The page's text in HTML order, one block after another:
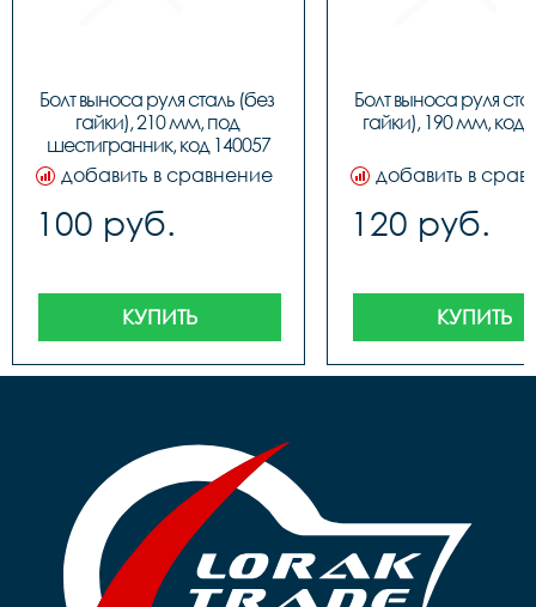
Болт выноса руля сталь (без
гайки), 210 мм, под
шестигранник, код 140057
добавить в сравнение
100 руб.
КУПИТЬ
Болт выноса руля
гайки), 190 мм, код
добавить в
120 руб.
КУПИТЬ